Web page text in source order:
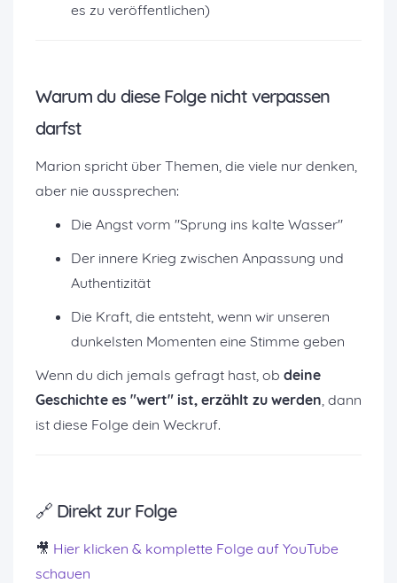
es zu veröffentlichen)
Warum du diese Folge nicht verpassen
darfst
Marion spricht über Themen, die viele nur denken,
aber nie aussprechen:
Die Angst vorm "Sprung ins kalte Wasser"
Der innere Krieg zwischen Anpassung und
Authentizität
Die Kraft, die entsteht, wenn wir unseren
dunkelsten Momenten eine Stimme geben
Wenn du dich jemals gefragt hast, ob deine
Geschichte es "wert" ist, erzählt zu werden, dann
ist diese Folge dein Weckruf.
🔗 Direkt zur Folge
🎥 Hier klicken & komplette Folge auf YouTube
schauen